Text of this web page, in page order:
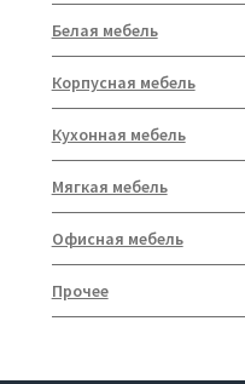
Белая мебель
Корпусная мебель
Кухонная мебель
Мягкая мебель
Офисная мебель
Прочее